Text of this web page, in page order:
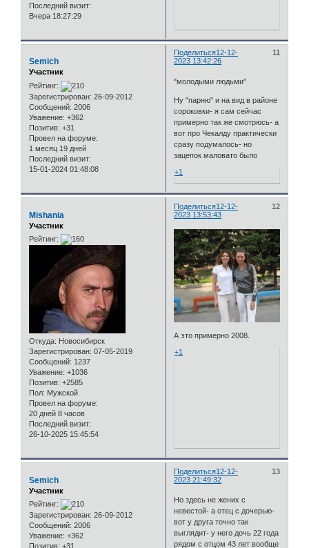
Последний визит:
Вчера 18:27:29
Поделиться 11
12-12-
2023 13:42:26
Semich
Участник
Рейтинг:
Зарегистрирован: 26-09-2012
Сообщений: 2006
Уважение: +362
Позитив: +31
Провел на форуме:
1 месяц 19 дней
Последний визит:
15-01-2024 01:48:08
"молодыми людьми"
Ну "парню" и на вид в районе
сороковки- я сам сейчас
примерно так же смотрюсь- а
вот про Чекалду практически
сразу подумалось- но
зацепок маловато было
+1
Поделиться 12
12-12-
2023 13:53:43
Mishania
Участник
Рейтинг:
Откуда: Новосибирск
Зарегистрирован: 07-05-2019
Сообщений: 1237
Уважение: +1036
Позитив: +2585
Пол: Мужской
Провел на форуме:
20 дней 8 часов
Последний визит:
26-10-2025 15:45:54
А это примерно 2008.
+1
Поделиться 13
12-12-
2023 21:49:32
Semich
Участник
Рейтинг:
Зарегистрирован: 26-09-2012
Сообщений: 2006
Уважение: +362
Позитив: +31
Но здесь не жених с
невестой- а отец с дочерью-
вот у друга точно так
выглядит- у него дочь 22 года
рядом с отцом 43 лет вообще